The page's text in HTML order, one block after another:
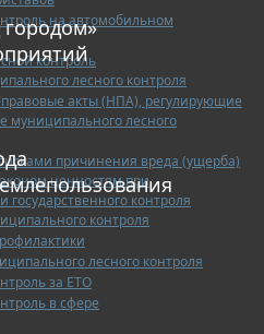
на автомобильном
контроль
лесного контроля
акты (НПА), регулирующие
муниципального лесного
причинения вреда (ущерба)
ценностям при
государственного контроля
контроля
лесного контроля
за ЕТО
в сфере
городом»